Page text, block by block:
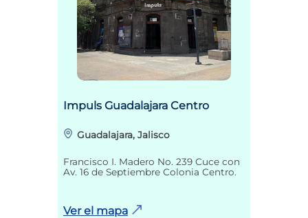
Impuls Guadalajara Centro
Guadalajara, Jalisco
Francisco I. Madero No. 239 Cuce con
Av. 16 de Septiembre Colonia Centro.
Ver el mapa